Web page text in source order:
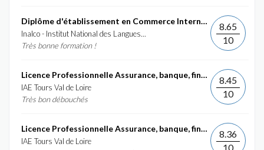
Diplôme d'établissement en Commerce International et...
Inalco - Institut National des Langues...
Très bonne formation !
8.65
10
Licence Professionnelle Assurance, banque, finance :...
IAE Tours Val de Loire
Très bon débouchés
8.45
10
Licence Professionnelle Assurance, banque, finance :...
IAE Tours Val de Loire
8.36
10